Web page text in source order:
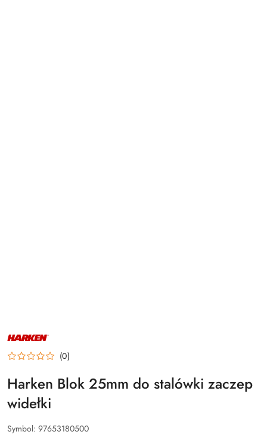
NAZWA
PRODUCENTA:
HARKEN (0)
Harken Blok 25mm do stalówki zaczep
widełki
Symbol: 97653180500